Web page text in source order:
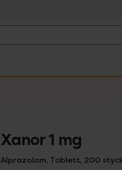
Xanor 1 mg
Alprazolam, Tablett, 200